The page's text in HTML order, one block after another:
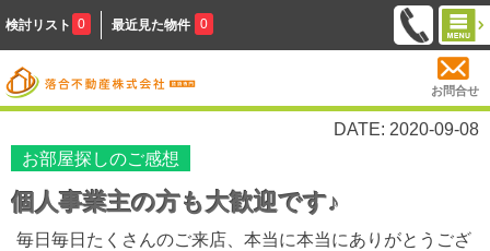
検討リスト 0 最近見た物件 0
お問合せ
DATE: 2020-09-08
お部屋探しのご感想
個人事業主の方も大歓迎です♪
毎日毎日たくさんのご来店、本当に本当にありがとうござ